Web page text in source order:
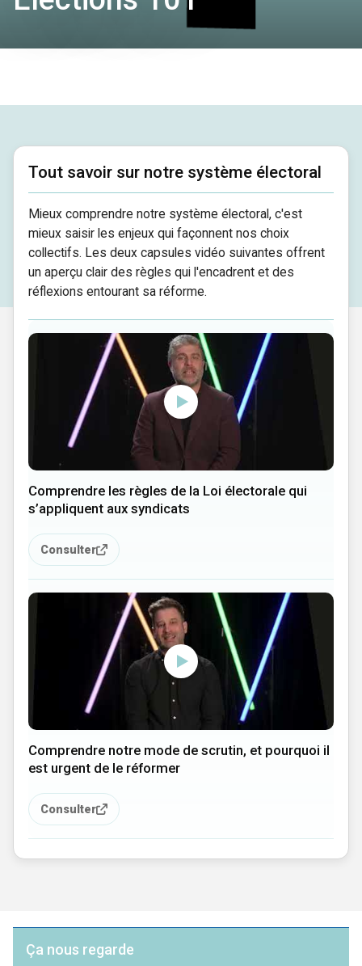
Ça nous regarde
Tout savoir sur notre système électoral
Mieux comprendre notre système électoral, c'est
mieux saisir les enjeux qui façonnent nos choix
collectifs. Les deux capsules vidéo suivantes offrent
un aperçu clair des règles qui l'encadrent et des
réflexions entourant sa réforme.
Comprendre les règles de la Loi électorale qui
s’appliquent aux syndicats
Consulter
Comprendre notre mode de scrutin, et pourquoi il
est urgent de le réformer
Consulter